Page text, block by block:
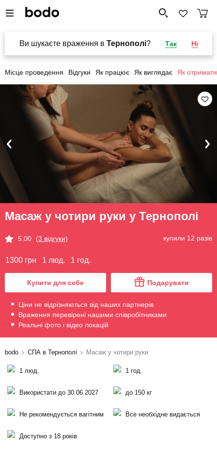
Ви шукаєте враження в Тернополі? Так Ні
Місце проведення Відгуки Як працює Як виглядає Як отримати
Масаж у чотири руки у Тернополі
5.00 (3 відгуки) купили 12 разів
1300 грн 1 люд. 1 год.
Купити для себе Подарувати
Ціни не відрізняються від наших партнерів
Враження перевірені нашими співробітниками
Реальні фото і відео локацій
bodo СПА в Тернополі Масаж у чотири руки
1 люд. 1 год.
Використати до 30.06.2027 до 150 кг
Не рекомендується вагітним Все необхідне видається
Доступно з 18 років